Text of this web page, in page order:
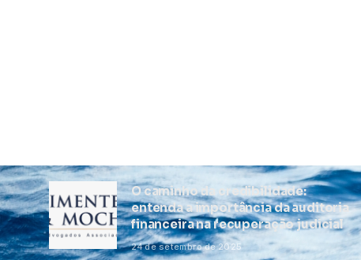
O caminho da credibilidade:
entenda a importância da auditoria
financeira na recuperação judicial
24 de setembro de 2025